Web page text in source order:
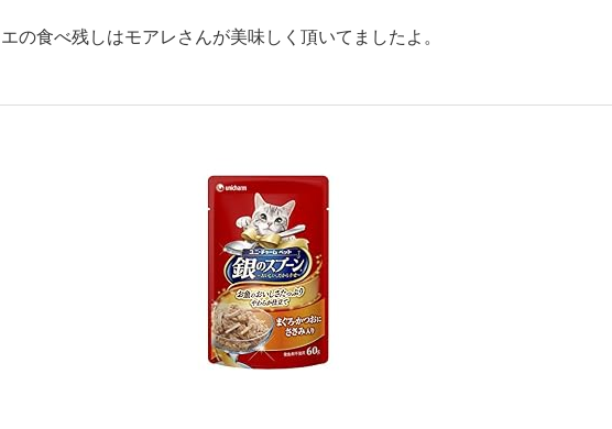
の食べ残しはモアレさんが美味しく頂いてましたよ。